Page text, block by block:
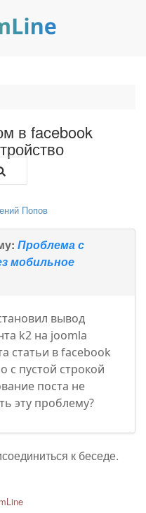
в facebook
Попов
Проблема с
мобильное
вывод
k2 на joomla
статьи в facebook
с пустой строкой
поста не
эту проблему?
к беседе.